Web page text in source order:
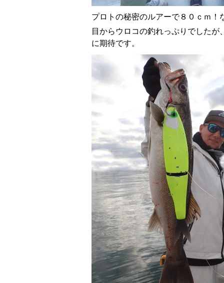
プロトの秘密のルアーで８０ｃｍ
目からウロコの釣れっぷりでした
に期待です。